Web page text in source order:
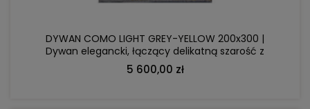
DYWAN COMO LIGHT GREY-YELLOW 200x300 |
Dywan elegancki, łączący delikatną szarość z
żółci a
5 600,00 zł